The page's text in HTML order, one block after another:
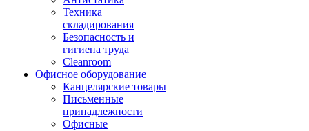
Техника
складирования
Безопасность и
гигиена труда
Cleanroom
Офисное оборудование
Канцелярские товары
Письменные
принадлежности
Офисные